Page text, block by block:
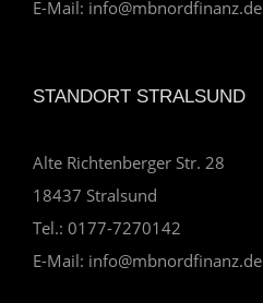
E-Mail: info@mbnordfinanz.de
STANDORT STRALSUND
Alte Richtenberger Str. 28
18437 Stralsund
Tel.: 0177-7270142
E-Mail: info@mbnordfinanz.de